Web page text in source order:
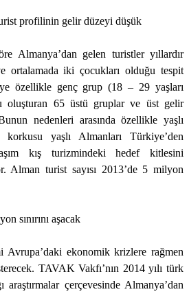
profilinin gelir düzeyi düşük
Almanya’dan gelen turistler yıllardır
ortalamada iki çocukları olduğu tespit
özellikle genç grup (18 – 29 yaşları
oluşturan 65 üstü gruplar ve üst gelir
nedenleri arasında özellikle yaşlı
yaşlı Almanları Türkiye’den
kış turizmindeki hedef kitlesini
Alman turist sayısı 2013’de 5 milyon
sınırını aşacak
Avrupa’daki ekonomik krizlere rağmen
TAVAK Vakfı’nın 2014 yılı türk
araştırmalar çerçevesinde Almanya’dan